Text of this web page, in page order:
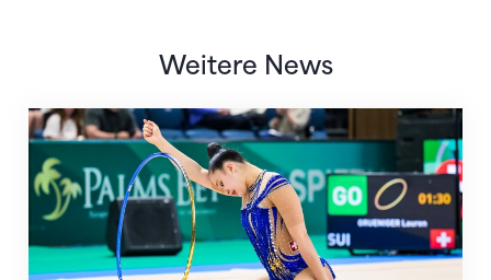
Weitere News
Nächster Halt: Weltmeisterschaft